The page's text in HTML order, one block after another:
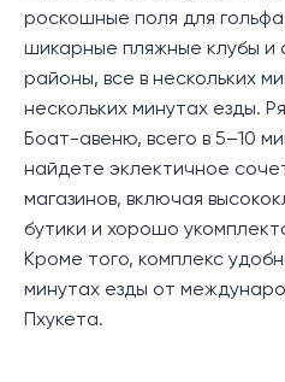
роскошные поля для
шикарные пляжные клубы и
районы, все в нескольких
нескольких минутах езды.
Боат-авеню, всего в 5–10
найдете эклектичное
магазинов, включая
бутики и хорошо
Кроме того, комплекс
минутах езды от
Пхукета.